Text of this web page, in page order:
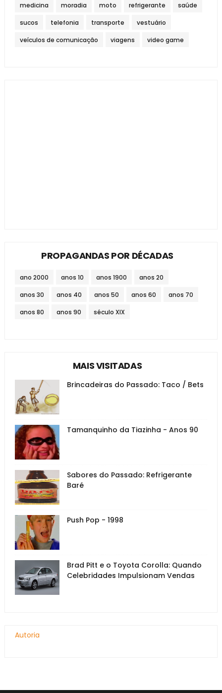
medicina moradia moto refrigerante saúde
sucos telefonia transporte vestuário
veículos de comunicação viagens video game
PROPAGANDAS POR DÉCADAS
ano 2000 anos 10 anos 1900 anos 20
anos 30 anos 40 anos 50 anos 60 anos 70
anos 80 anos 90 século XIX
MAIS VISITADAS
Brincadeiras do Passado: Taco / Bets
Tamanquinho da Tiazinha - Anos 90
Sabores do Passado: Refrigerante
Baré
Push Pop - 1998
Brad Pitt e o Toyota Corolla: Quando
Celebridades Impulsionam Vendas
Autoria